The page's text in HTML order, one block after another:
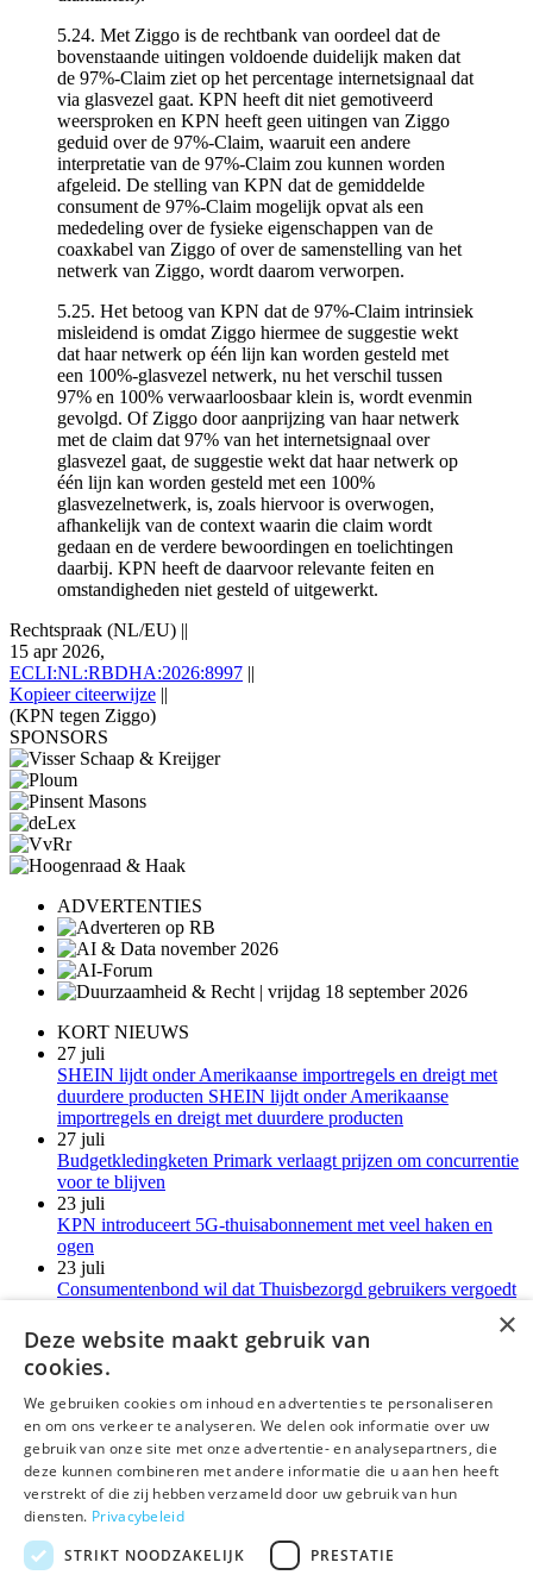
5.24. Met Ziggo is de rechtbank van oordeel dat de
bovenstaande uitingen voldoende duidelijk maken dat
de 97%-Claim ziet op het percentage internetsignaal dat
via glasvezel gaat. KPN heeft dit niet gemotiveerd
weersproken en KPN heeft geen uitingen van Ziggo
geduid over de 97%-Claim, waaruit een andere
interpretatie van de 97%-Claim zou kunnen worden
afgeleid. De stelling van KPN dat de gemiddelde
consument de 97%-Claim mogelijk opvat als een
mededeling over de fysieke eigenschappen van de
coaxkabel van Ziggo of over de samenstelling van het
netwerk van Ziggo, wordt daarom verworpen.
5.25. Het betoog van KPN dat de 97%-Claim intrinsiek
misleidend is omdat Ziggo hiermee de suggestie wekt
dat haar netwerk op één lijn kan worden gesteld met
een 100%-glasvezel netwerk, nu het verschil tussen
97% en 100% verwaarloosbaar klein is, wordt evenmin
gevolgd. Of Ziggo door aanprijzing van haar netwerk
met de claim dat 97% van het internetsignaal over
glasvezel gaat, de suggestie wekt dat haar netwerk op
één lijn kan worden gesteld met een 100%
glasvezelnetwerk, is, zoals hiervoor is overwogen,
afhankelijk van de context waarin die claim wordt
gedaan en de verdere bewoordingen en toelichtingen
daarbij. KPN heeft de daarvoor relevante feiten en
omstandigheden niet gesteld of uitgewerkt.
Rechtspraak (NL/EU) ||
15 apr 2026,
ECLI:NL:RBDHA:2026:8997 ||
Kopieer citeerwijze ||
(KPN tegen Ziggo)
SPONSORS
ADVERTENTIES
KORT NIEUWS
27 juli
SHEIN lijdt onder Amerikaanse importregels en dreigt met
duurdere producten SHEIN lijdt onder Amerikaanse
importregels en dreigt met duurdere producten
27 juli
Budgetkledingketen Primark verlaagt prijzen om concurrentie
voor te blijven
23 juli
KPN introduceert 5G-thuisabonnement met veel haken en
ogen
23 juli
Consumentenbond wil dat Thuisbezorgd gebruikers vergoedt
21 juli
LG-monitoren installeren reclamesoftware zonder melding
Meer kort nieuws
deLex
©Uitgeverij deLex
Bezoekadres
Korte Leidsedwarsstraat 12 II
×
Deze website maakt gebruik van
cookies.
We gebruiken cookies om inhoud en advertenties te personaliseren
en om ons verkeer te analyseren. We delen ook informatie over uw
gebruik van onze site met onze advertentie- en analysepartners, die
deze kunnen combineren met andere informatie die u aan hen heeft
verstrekt of die zij hebben verzameld door uw gebruik van hun
diensten. Privacybeleid
STRIKT NOODZAKELIJK
PRESTATIE